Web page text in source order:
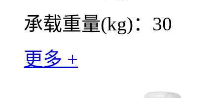
承载重量(kg)：30
更多 +